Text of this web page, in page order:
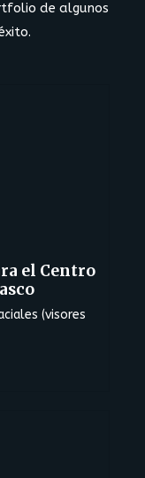
de algunos
el Centro
(visores